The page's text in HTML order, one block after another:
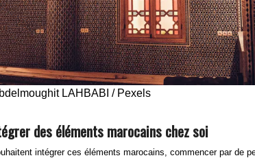
LAHBABI / Pexels
des éléments marocains chez soi
intégrer ces éléments marocains, commencer par de